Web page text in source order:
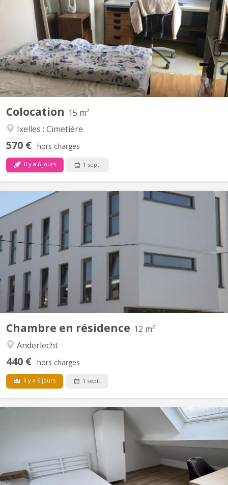
Colocation 15 m²
Ixelles : Cimetière
570 € hors charges
il y a 6 jours 1 sept.
Colocation avec 2 étudiantes à Ixelles 📍 Avenue des Saisons,
1050 Ixelles Chambre privative de 15 m² pour étudiante ou
stagiaire. ✔️ Chambre lumineuse, chauffage central, double
vitrage, parquet ✔️ Cuisine équipée + salle de douche/WC
partagés avec 2 étudiantes Contact / WhatsApp Libre le 15...
Chambre en résidence 12 m²
Anderlecht
440 € hors charges
il y a 6 jours 1 sept.
BK 7431
Résidence destinée à des étudiants, idéale pour des étudiant(e)s
en médecine - kiné - infirmier(e) - toutes professions médicales.
Ambiance conviviale. Règlement d’ordre intérieur. Résidence
située à 10 minutes d'ERASME , de HELB Pigorine et des Ecoles
du Ceria - METRO CERIA Ligne 5, Bus De...
BK 20437
CAMPUS ERASME: Adresse: Groenstraat 10, 1750 Lennik 2
studios d'étudiants à louer dans une villa entièrement rénové -
650€ (tous compris) - Cuisine commune entièrement équipée -
Compris dans les charges: Eau froide, chaude / électricité /
chauffage / Wifi / lave-linge et sèche-linge / Tv -...